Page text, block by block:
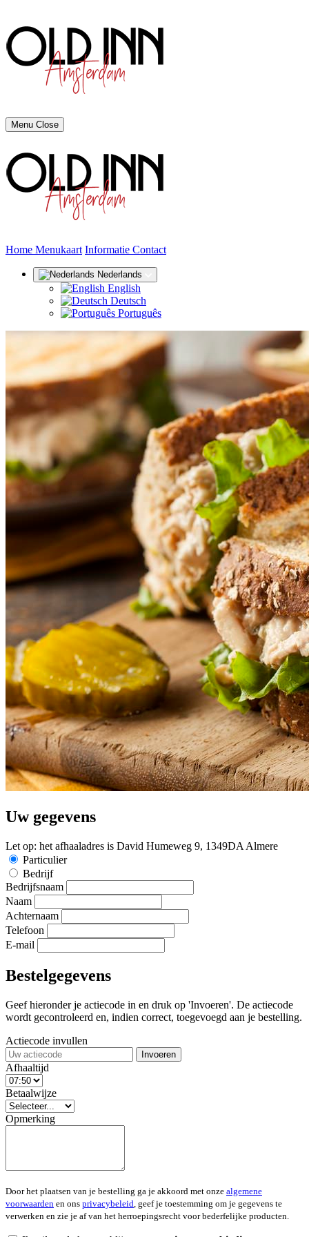
Menu Close
Home (huidige)
Menukaart Informatie Contact
Nederlands
English
Deutsch
Português
Uw gegevens
Let op: het afhaaladres is David Humeweg 9, 1349DA Almere
Particulier
Bedrijf
Bedrijfsnaam
Naam
Achternaam
Telefoon
E-mail
Bestelgegevens
Geef hieronder je actiecode in en druk op 'Invoeren'. De actiecode
wordt gecontroleerd en, indien correct, toegevoegd aan je bestelling.
Actiecode invullen
Invoeren
Afhaaltijd
Betaalwijze
Opmerking
Door het plaatsen van je bestelling ga je akkoord met onze algemene
voorwaarden en ons privacybeleid , geef je toestemming om je gegevens te
verwerken en zie je af van het herroepingsrecht voor bederfelijke producten.